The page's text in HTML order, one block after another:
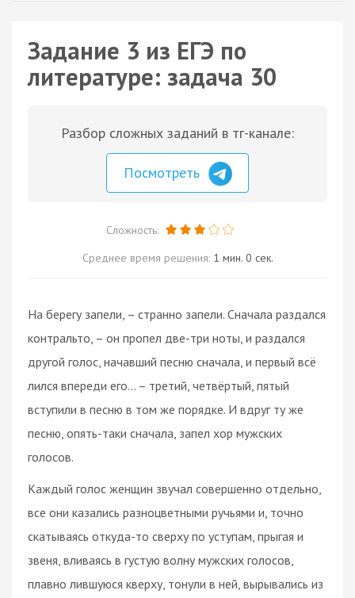
Задание 3 из ЕГЭ по
литературе: задача 30
Разбор сложных заданий в тг-канале:
Посмотреть
Сложность:
Среднее время решения: 1 мин. 0 сек.
На берегу запели, – странно запели. Сначала раздался
контральто, – он пропел две-три ноты, и раздался
другой голос, начавший песню сначала, и первый всё
лился впереди его... – третий, четвёртый, пятый
вступили в песню в том же порядке. И вдруг ту же
песню, опять-таки сначала, запел хор мужских
голосов.
Каждый голос женщин звучал совершенно отдельно,
все они казались разноцветными ручьями и, точно
скатываясь откуда-то сверху по уступам, прыгая и
звеня, вливаясь в густую волну мужских голосов,
плавно лившуюся кверху, тонули в ней, вырывались из